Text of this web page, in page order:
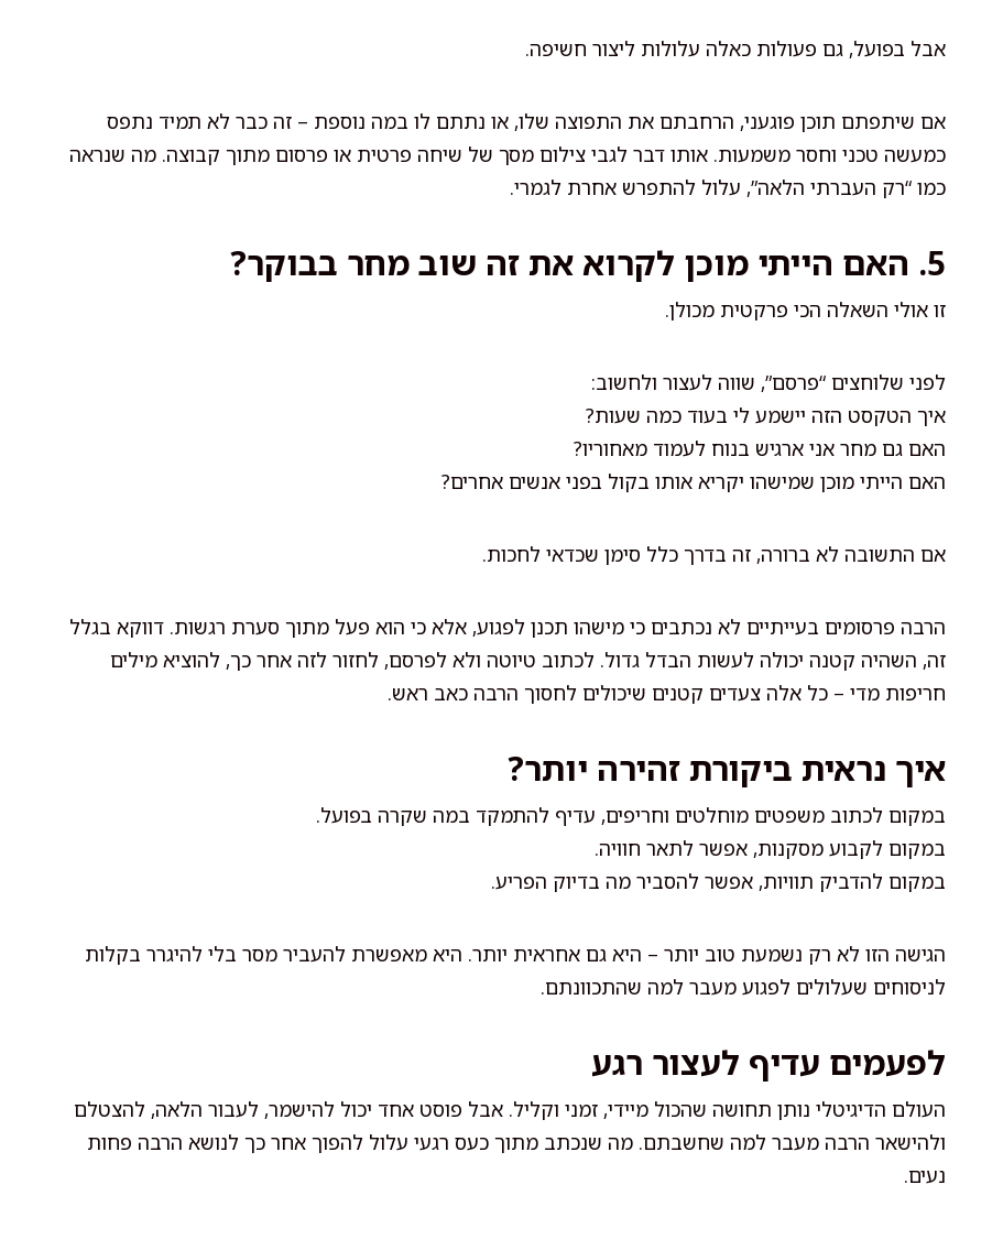
אבל בפועל, גם פעולות כאלה עלולות ליצור חשיפה.
אם שיתפתם תוכן פוגעני, הרחבתם את התפוצה שלו, או נתתם לו במה נוספת – זה כבר לא תמיד נתפס
כמעשה טכני וחסר משמעות. אותו דבר לגבי צילום מסך של שיחה פרטית או פרסום מתוך קבוצה. מה שנראה
כמו “רק העברתי הלאה”, עלול להתפרש אחרת לגמרי.
5. האם הייתי מוכן לקרוא את זה שוב מחר בבוקר?
זו אולי השאלה הכי פרקטית מכולן.
לפני שלוחצים “פרסם”, שווה לעצור ולחשוב:
איך הטקסט הזה יישמע לי בעוד כמה שעות?
האם גם מחר אני ארגיש בנוח לעמוד מאחוריו?
האם הייתי מוכן שמישהו יקריא אותו בקול בפני אנשים אחרים?
אם התשובה לא ברורה, זה בדרך כלל סימן שכדאי לחכות.
הרבה פרסומים בעייתיים לא נכתבים כי מישהו תכנן לפגוע, אלא כי הוא פעל מתוך סערת רגשות. דווקא בגלל
זה, השהיה קטנה יכולה לעשות הבדל גדול. לכתוב טיוטה ולא לפרסם, לחזור לזה אחר כך, להוציא מילים
חריפות מדי – כל אלה צעדים קטנים שיכולים לחסוך הרבה כאב ראש.
איך נראית ביקורת זהירה יותר?
במקום לכתוב משפטים מוחלטים וחריפים, עדיף להתמקד במה שקרה בפועל.
במקום לקבוע מסקנות, אפשר לתאר חוויה.
במקום להדביק תוויות, אפשר להסביר מה בדיוק הפריע.
הגישה הזו לא רק נשמעת טוב יותר – היא גם אחראית יותר. היא מאפשרת להעביר מסר בלי להיגרר בקלות
לניסוחים שעלולים לפגוע מעבר למה שהתכוונתם.
לפעמים עדיף לעצור רגע
העולם הדיגיטלי נותן תחושה שהכול מיידי, זמני וקליל. אבל פוסט אחד יכול להישמר, לעבור הלאה, להצטלם
ולהישאר הרבה מעבר למה שחשבתם. מה שנכתב מתוך כעס רגעי עלול להפוך אחר כך לנושא הרבה פחות
נעים.